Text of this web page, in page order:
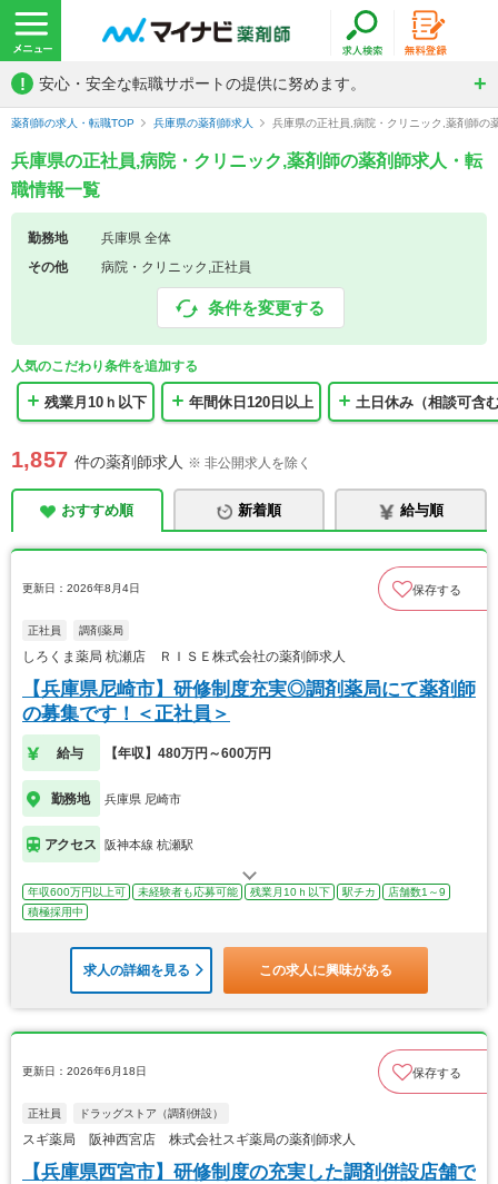
! 安心・安全な転職サポートの提供に努めます。
薬剤師の求人・転職TOP 兵庫県の薬剤師求人 兵庫県の正社員,病院・クリニック,薬剤師の
兵庫県の正社員,病院・クリニック,薬剤師の薬剤師求人・転
職情報一覧
勤務地
兵庫県 全体
その他
病院・クリニック,正社員
条件を変更する
人気のこだわり条件を追加する
残業月10ｈ以下 年間休日120日以上 土日休み（相談可含
1,857 件の薬剤師求人 ※ 非公開求人を除く
おすすめ順 新着順 給与順
更新日：2026年8月4日 保存する
正社員 調剤薬局
しろくま薬局 杭瀬店 ＲＩＳＥ株式会社の薬剤師求人
【兵庫県尼崎市】研修制度充実◎調剤薬局にて薬剤師
の募集です！＜正社員＞
給与 【年収】480万円～600万円
勤務地 兵庫県 尼崎市
アクセス 阪神本線 杭瀬駅
年収600万円以上可 未経験者も応募可能 残業月10ｈ以下 駅チカ
店舗数1～9
積極採用中
求人の詳細を見る この求人に興味がある
更新日：2026年6月18日 保存する
正社員 ドラッグストア（調剤併設）
スギ薬局 阪神西宮店 株式会社スギ薬局の薬剤師求人
【兵庫県西宮市】研修制度の充実した調剤併設店舗で